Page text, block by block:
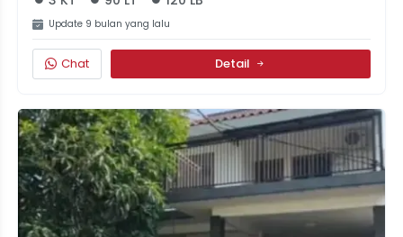
Update 9 bulan yang lalu
Chat Detail